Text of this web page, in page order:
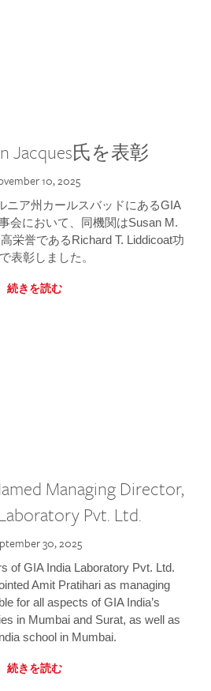
Jacques氏を表彰
10, 2025
ニア州カールスバッドにあるGIA
会において、同機関はSusan M.
栄誉であるRichard T. Liddicoat功
表彰しました。
続きを読む
Managing Director,
Pvt. Ltd.
30, 2025
of GIA India Laboratory Pvt. Ltd.
Amit Pratihari as managing
for all aspects of GIA India’s
in Mumbai and Surat, as well as
school in Mumbai.
続きを読む